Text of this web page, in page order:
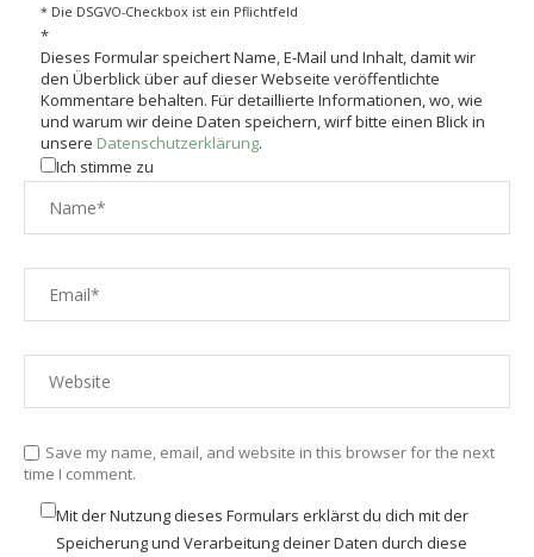
* Die DSGVO-Checkbox ist ein Pflichtfeld
*
Dieses Formular speichert Name, E-Mail und Inhalt, damit wir
den Überblick über auf dieser Webseite veröffentlichte
Kommentare behalten. Für detaillierte Informationen, wo, wie
und warum wir deine Daten speichern, wirf bitte einen Blick in
unsere Datenschutzerklärung.
Ich stimme zu
Save my name, email, and website in this browser for the next
time I comment.
Mit der Nutzung dieses Formulars erklärst du dich mit der
Speicherung und Verarbeitung deiner Daten durch diese